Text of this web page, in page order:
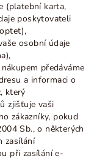
(platební karta,
poskytovateli
osobní údaje
předáváme
a informaci o
který
zjišťuje vaši
zákazníky, pokud
Sb., o některých
zasílání
při zasílání e-